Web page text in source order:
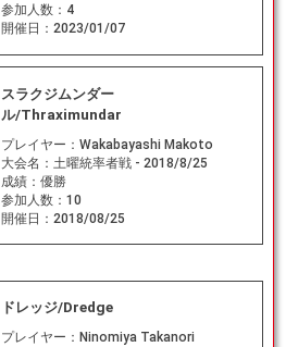
参加人数： 4
開催日： 2023/01/07
スラクジムンダー
ル/Thraximundar
プレイヤー： Wakabayashi Makoto
大会名： 土曜統率者戦 - 2018/8/25
成績： 優勝
参加人数： 10
開催日： 2018/08/25
ドレッジ/Dredge
プレイヤー： Ninomiya Takanori